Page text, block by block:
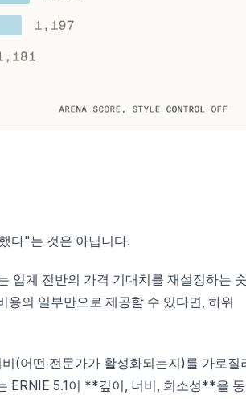
다"는 것은 아닙니다.
업계 전반의 가격 기대치를 재설정하는
의 일부만으로 제공할 수 있다면, 하위
(어떤 전문가가 활성화되는지)를 가로질
ERNIE 5.1이 **깊이, 너비, 희소성**을